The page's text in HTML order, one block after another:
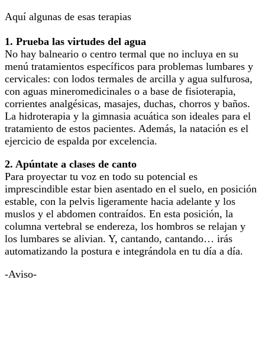
Aquí algunas de esas terapias
1. Prueba las virtudes del agua
No hay balneario o centro termal que no incluya en su
menú tratamientos específicos para problemas lumbares y
cervicales: con lodos termales de arcilla y agua sulfurosa,
con aguas mineromedicinales o a base de fisioterapia,
corrientes analgésicas, masajes, duchas, chorros y baños.
La hidroterapia y la gimnasia acuática son ideales para el
tratamiento de estos pacientes. Además, la natación es el
ejercicio de espalda por excelencia.
2. Apúntate a clases de canto
Para proyectar tu voz en todo su potencial es
imprescindible estar bien asentado en el suelo, en posición
estable, con la pelvis ligeramente hacia adelante y los
muslos y el abdomen contraídos. En esta posición, la
columna vertebral se endereza, los hombros se relajan y
los lumbares se alivian. Y, cantando, cantando… irás
automatizando la postura e integrándola en tu día a día.
-Aviso-